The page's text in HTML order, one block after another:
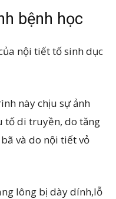
bệnh học
nội tiết tố sinh dục
này chịu sự ảnh
tố di truyền, do tăng
và do nội tiết vỏ
lông bị dày dính,lỗ